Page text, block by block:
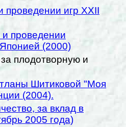
проведении игр XXII
и проведении
(2000)
плодотворную и
Шитиковой "Моя
(2004).
за вклад в
2005 года)